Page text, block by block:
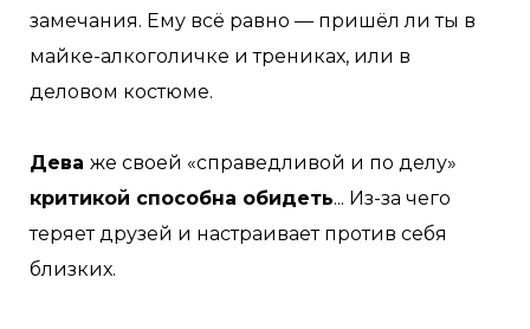
замечания. Ему всё равно — пришёл ли ты в
майке-алкоголичке и трениках, или в
деловом костюме.
Дева же своей «справедливой и по делу»
критикой способна обидеть... Из-за чего
теряет друзей и настраивает против себя
близких.